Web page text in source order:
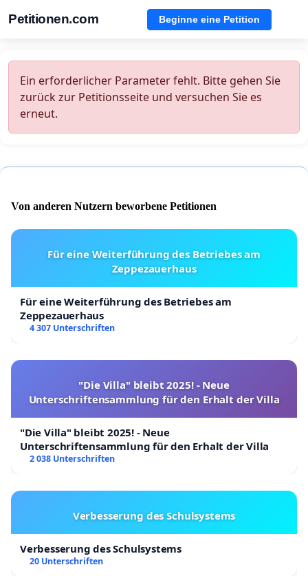
Petitionen.com Beginne eine Petition
Ein erforderlicher Parameter fehlt. Bitte gehen Sie
zurück zur Petitionsseite und versuchen Sie es
erneut.
Von anderen Nutzern beworbene Petitionen
Für eine Weiterführung des Betriebes am
Zeppezauerhaus
Für eine Weiterführung des Betriebes am
Zeppezauerhaus
4 307 Unterschriften
"Die Villa" bleibt 2025! - Neue
Unterschriftensammlung für den Erhalt der Villa
"Die Villa" bleibt 2025! - Neue
Unterschriftensammlung für den Erhalt der Villa
2 038 Unterschriften
Verbesserung des Schulsystems
Verbesserung des Schulsystems
20 Unterschriften